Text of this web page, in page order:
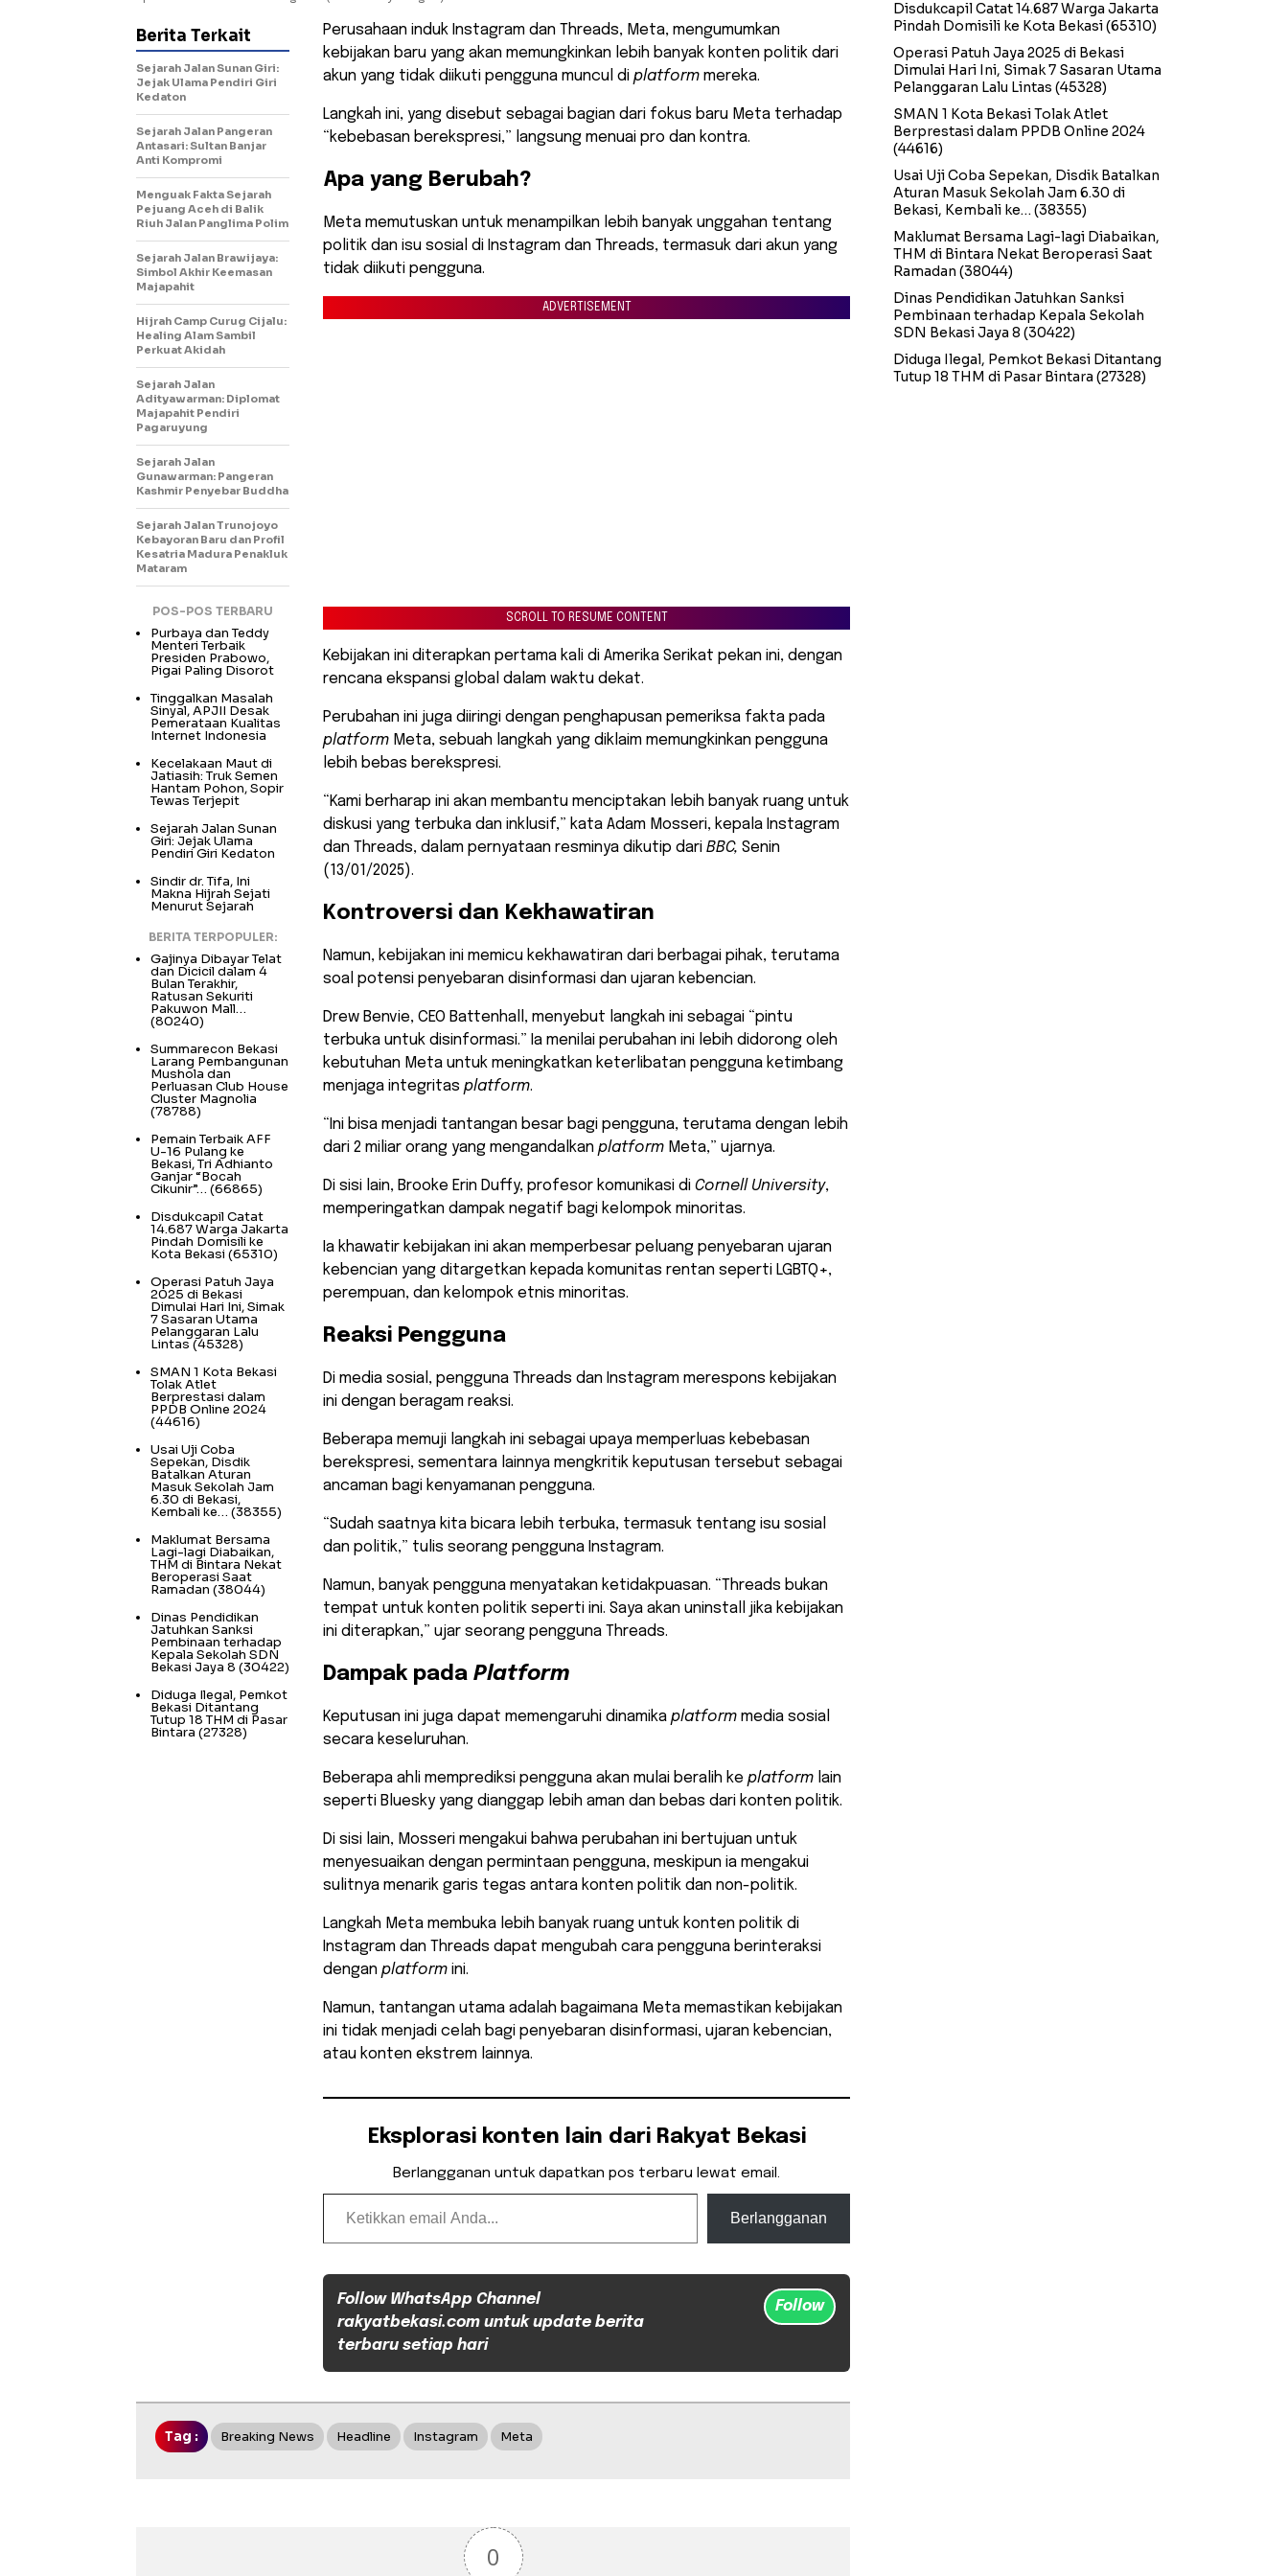
Perusahaan induk Instagram dan Threads, Meta, mengumumkan
kebijakan baru yang akan memungkinkan lebih banyak konten politik dari
akun yang tidak diikuti pengguna muncul di platform mereka.
Langkah ini, yang disebut sebagai bagian dari fokus baru Meta terhadap
“kebebasan berekspresi,” langsung menuai pro dan kontra.
Apa yang Berubah?
Meta memutuskan untuk menampilkan lebih banyak unggahan tentang
politik dan isu sosial di Instagram dan Threads, termasuk dari akun yang
tidak diikuti pengguna.
ADVERTISEMENT
SCROLL TO RESUME CONTENT
Kebijakan ini diterapkan pertama kali di Amerika Serikat pekan ini, dengan
rencana ekspansi global dalam waktu dekat.
Perubahan ini juga diiringi dengan penghapusan pemeriksa fakta pada
platform Meta, sebuah langkah yang diklaim memungkinkan pengguna
lebih bebas berekspresi.
“Kami berharap ini akan membantu menciptakan lebih banyak ruang untuk
diskusi yang terbuka dan inklusif,” kata Adam Mosseri, kepala Instagram
dan Threads, dalam pernyataan resminya dikutip dari BBC, Senin
(13/01/2025).
Kontroversi dan Kekhawatiran
Namun, kebijakan ini memicu kekhawatiran dari berbagai pihak, terutama
soal potensi penyebaran disinformasi dan ujaran kebencian.
Drew Benvie, CEO Battenhall, menyebut langkah ini sebagai “pintu
terbuka untuk disinformasi.” Ia menilai perubahan ini lebih didorong oleh
kebutuhan Meta untuk meningkatkan keterlibatan pengguna ketimbang
menjaga integritas platform.
“Ini bisa menjadi tantangan besar bagi pengguna, terutama dengan lebih
dari 2 miliar orang yang mengandalkan platform Meta,” ujarnya.
Di sisi lain, Brooke Erin Duffy, profesor komunikasi di Cornell University,
memperingatkan dampak negatif bagi kelompok minoritas.
Ia khawatir kebijakan ini akan memperbesar peluang penyebaran ujaran
kebencian yang ditargetkan kepada komunitas rentan seperti LGBTQ+,
perempuan, dan kelompok etnis minoritas.
Reaksi Pengguna
Di media sosial, pengguna Threads dan Instagram merespons kebijakan
ini dengan beragam reaksi.
Beberapa memuji langkah ini sebagai upaya memperluas kebebasan
berekspresi, sementara lainnya mengkritik keputusan tersebut sebagai
ancaman bagi kenyamanan pengguna.
“Sudah saatnya kita bicara lebih terbuka, termasuk tentang isu sosial
dan politik,” tulis seorang pengguna Instagram.
Namun, banyak pengguna menyatakan ketidakpuasan. “Threads bukan
tempat untuk konten politik seperti ini. Saya akan uninstall jika kebijakan
ini diterapkan,” ujar seorang pengguna Threads.
Dampak pada Platform
Keputusan ini juga dapat memengaruhi dinamika platform media sosial
secara keseluruhan.
Beberapa ahli memprediksi pengguna akan mulai beralih ke platform lain
seperti Bluesky yang dianggap lebih aman dan bebas dari konten politik.
Di sisi lain, Mosseri mengakui bahwa perubahan ini bertujuan untuk
menyesuaikan dengan permintaan pengguna, meskipun ia mengakui
sulitnya menarik garis tegas antara konten politik dan non-politik.
Langkah Meta membuka lebih banyak ruang untuk konten politik di
Instagram dan Threads dapat mengubah cara pengguna berinteraksi
dengan platform ini.
Namun, tantangan utama adalah bagaimana Meta memastikan kebijakan
ini tidak menjadi celah bagi penyebaran disinformasi, ujaran kebencian,
atau konten ekstrem lainnya.
Eksplorasi konten lain dari Rakyat Bekasi
Berlangganan untuk dapatkan pos terbaru lewat email.
Ketikkan email Anda...
Berlangganan
Follow WhatsApp Channel
rakyatbekasi.com untuk update berita
terbaru setiap hari
Follow
Berita Terkait
Sejarah Jalan Sunan Giri:
Jejak Ulama Pendiri Giri
Kedaton
Sejarah Jalan Pangeran
Antasari: Sultan Banjar
Anti Kompromi
Menguak Fakta Sejarah
Pejuang Aceh di Balik
Riuh Jalan Panglima Polim
Sejarah Jalan Brawijaya:
Simbol Akhir Keemasan
Majapahit
Hijrah Camp Curug Cijalu:
Healing Alam Sambil
Perkuat Akidah
Sejarah Jalan
Adityawarman: Diplomat
Majapahit Pendiri
Pagaruyung
Sejarah Jalan
Gunawarman: Pangeran
Kashmir Penyebar Buddha
Sejarah Jalan Trunojoyo
Kebayoran Baru dan Profil
Kesatria Madura Penakluk
Mataram
POS-POS TERBARU
Purbaya dan Teddy
Menteri Terbaik
Presiden Prabowo,
Pigai Paling Disorot
Tinggalkan Masalah
Sinyal, APJII Desak
Pemerataan Kualitas
Internet Indonesia
Kecelakaan Maut di
Jatiasih: Truk Semen
Hantam Pohon, Sopir
Tewas Terjepit
Sejarah Jalan Sunan
Giri: Jejak Ulama
Pendiri Giri Kedaton
Sindir dr. Tifa, Ini
Makna Hijrah Sejati
Menurut Sejarah
BERITA TERPOPULER:
Gajinya Dibayar Telat
dan Dicicil dalam 4
Bulan Terakhir,
Ratusan Sekuriti
Pakuwon Mall…
(80240)
Summarecon Bekasi
Larang Pembangunan
Mushola dan
Perluasan Club House
Cluster Magnolia
(78788)
Pemain Terbaik AFF
U-16 Pulang ke
Bekasi, Tri Adhianto
Ganjar “Bocah
Cikunir”… (66865)
Disdukcapil Catat
14.687 Warga Jakarta
Pindah Domisili ke
Kota Bekasi (65310)
Operasi Patuh Jaya
2025 di Bekasi
Dimulai Hari Ini, Simak
7 Sasaran Utama
Pelanggaran Lalu
Lintas(45328)
SMAN 1 Kota Bekasi
Tolak Atlet
Berprestasi dalam
PPDB Online 2024
(44616)
Usai Uji Coba
Sepekan, Disdik
Batalkan Aturan
Masuk Sekolah Jam
6.30 di Bekasi,
Kembali ke… (38355)
Maklumat Bersama
Lagi-lagi Diabaikan,
THM di Bintara Nekat
Beroperasi Saat
Ramadan (38044)
Dinas Pendidikan
Jatuhkan Sanksi
Pembinaan terhadap
Kepala Sekolah SDN
Bekasi Jaya 8 (30422)
Diduga Ilegal, Pemkot
Bekasi Ditantang
Tutup 18 THM di Pasar
Bintara (27328)
Tag : Breaking News Headline Instagram Meta
0
Disdukcapil Catat 14.687 Warga Jakarta
Pindah Domisili ke Kota Bekasi(65310)
Operasi Patuh Jaya 2025 di Bekasi
Dimulai Hari Ini, Simak 7 Sasaran Utama
Pelanggaran Lalu Lintas (45328)
SMAN 1 Kota Bekasi Tolak Atlet
Berprestasi dalam PPDB Online 2024
(44616)
Usai Uji Coba Sepekan, Disdik Batalkan
Aturan Masuk Sekolah Jam 6.30 di
Bekasi, Kembali ke… (38355)
Maklumat Bersama Lagi-lagi Diabaikan,
THM di Bintara Nekat Beroperasi Saat
Ramadan (38044)
Dinas Pendidikan Jatuhkan Sanksi
Pembinaan terhadap Kepala Sekolah
SDN Bekasi Jaya 8 (30422)
Diduga Ilegal, Pemkot Bekasi Ditantang
Tutup 18 THM di Pasar Bintara (27328)